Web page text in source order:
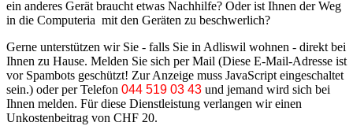
ein anderes Gerät braucht etwas Nachhilfe? Oder ist Ihnen der Weg
in die Computeria mit den Geräten zu beschwerlich?
Gerne unterstützen wir Sie - falls Sie in Adliswil wohnen - direkt bei
Ihnen zu Hause. Melden Sie sich per Mail (Diese E-Mail-Adresse ist
vor Spambots geschützt! Zur Anzeige muss JavaScript eingeschaltet
sein.) oder per Telefon 044 519 03 43 und jemand wird sich bei
Ihnen melden. Für diese Dienstleistung verlangen wir einen
Unkostenbeitrag von CHF 20.